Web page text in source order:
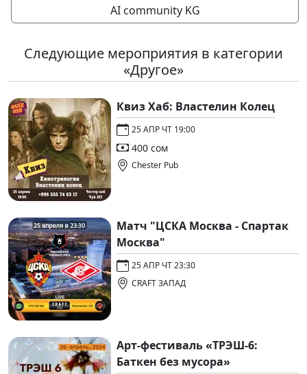
AI community KG
Следующие мероприятия в категории
«Другое»
Квиз Хаб: Властелин Колец
25 АПР ЧТ 19:00
400 сом
Chester Pub
Матч "ЦСКА Москва - Спартак
Москва"
25 АПР ЧТ 23:30
CRAFT ЗАПАД
Арт-фестиваль «ТРЭШ-6:
Баткен без мусора»